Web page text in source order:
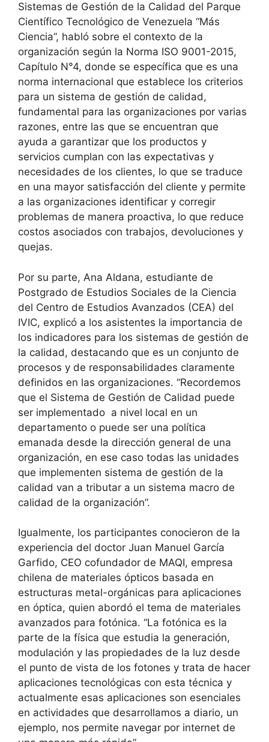
Sistemas de Gestión de la Calidad del Parque
Científico Tecnológico de Venezuela “Más
Ciencia”, habló sobre el contexto de la
organización según la Norma ISO 9001-2015,
Capítulo N°4, donde se específica que es una
norma internacional que establece los criterios
para un sistema de gestión de calidad,
fundamental para las organizaciones por varias
razones, entre las que se encuentran que
ayuda a garantizar que los productos y
servicios cumplan con las expectativas y
necesidades de los clientes, lo que se traduce
en una mayor satisfacción del cliente y permite
a las organizaciones identificar y corregir
problemas de manera proactiva, lo que reduce
costos asociados con trabajos, devoluciones y
quejas.
Por su parte, Ana Aldana, estudiante de
Postgrado de Estudios Sociales de la Ciencia
del Centro de Estudios Avanzados (CEA) del
IVIC, explicó a los asistentes la importancia de
los indicadores para los sistemas de gestión de
la calidad, destacando que es un conjunto de
procesos y de responsabilidades claramente
definidos en las organizaciones. “Recordemos
que el Sistema de Gestión de Calidad puede
ser implementado a nivel local en un
departamento o puede ser una política
emanada desde la dirección general de una
organización, en ese caso todas las unidades
que implementen sistema de gestión de la
calidad van a tributar a un sistema macro de
calidad de la organización”.
Igualmente, los participantes conocieron de la
experiencia del doctor Juan Manuel García
Garfido, CEO cofundador de MAQI, empresa
chilena de materiales ópticos basada en
estructuras metal-orgánicas para aplicaciones
en óptica, quien abordó el tema de materiales
avanzados para fotónica. “La fotónica es la
parte de la física que estudia la generación,
modulación y las propiedades de la luz desde
el punto de vista de los fotones y trata de hacer
aplicaciones tecnológicas con esta técnica y
actualmente esas aplicaciones son esenciales
en actividades que desarrollamos a diario, un
ejemplo, nos permite navegar por internet de